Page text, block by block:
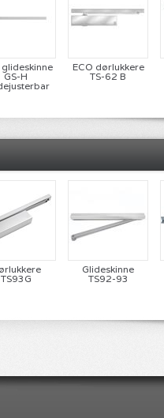
glideskinne
GS-H
ECO dørlukkere
TS-62 B
TS93G
Glideskinne
TS92-93